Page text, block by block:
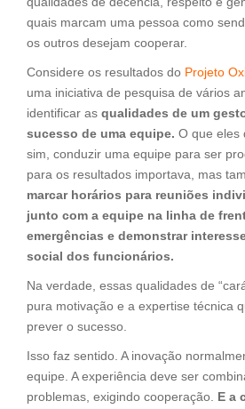
quais marcam uma pessoa como
os outros desejam cooperar.
Considere os resultados do Projeto
uma iniciativa de pesquisa de vários
identificar as qualidades de um
sucesso de uma equipe. O que eles
sim, conduzir uma equipe para ser
para os resultados importava, mas
marcar horários para reuniões
junto com a equipe na linha de
emergências e demonstrar
social dos funcionários.
Na verdade, essas qualidades de
pura motivação e a expertise técnica
prever o sucesso.
Isso faz sentido. A inovação
equipe. A experiência deve ser
problemas, exigindo cooperação. E a